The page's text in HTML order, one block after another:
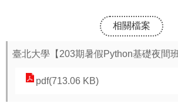
資
相關檔案
臺北大學【203期暑假Python基礎夜間班
pdf(713.06 KB)